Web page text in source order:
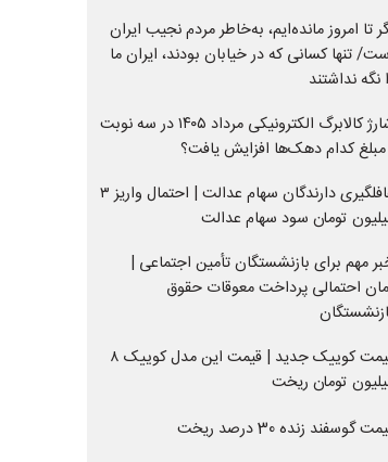
تا امروز مانده‌ایم، به‌خاطر مردم نجیب ایران
تنها کسانی که در خیابان بودند، ایران ما
نگه نداشتند
شارژ کالابرگ الکترونیکی مرداد ۱۴۰۵ در سه نوبت
کدام دهک‌ها افزایش یافت؟
غافلگیری دارندگان سهام عدالت | احتمال واریز ۳
تومان سود سهام عدالت
مهم برای بازنشستگان تأمین اجتماعی |
احتمالی پرداخت معوقات حقوق
قیمت کوییک جدید | قیمت این مدل کوییک ۸
تومان ریخت
گوسفند زنده 30 درصد ریخت